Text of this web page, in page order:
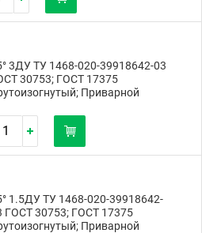
3ДУ ТУ 1468-020-39918642-03
30753; ГОСТ 17375
Приварной
1.5ДУ ТУ 1468-020-39918642-
ГОСТ 30753; ГОСТ 17375
Приварной